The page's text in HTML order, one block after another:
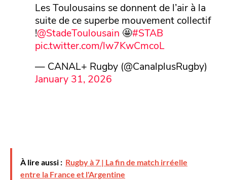
Les Toulousains se donnent de l’air à la
suite de ce superbe mouvement collectif
!@StadeToulousain 🤩#STAB
pic.twitter.com/lw7KwCmcoL
— CANAL+ Rugby (@CanalplusRugby)
January 31, 2026
À lire aussi : Rugby à 7 | La fin de match irréelle
entre la France et l'Argentine